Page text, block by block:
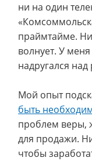
ни на один
праймтайме.
волнует. У
надругался
Мой опыт
быть
проблем веры,
для продажи.
чтобы